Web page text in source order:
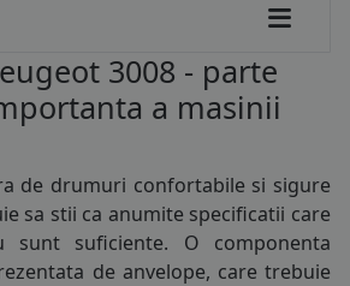
MARCA AUTO
0 PRODUSE
3008 - parte
a masinii
de drumuri confortabile si sigure
sa stii ca anumite specificatii care
sunt suficiente. O componenta
de anvelope, care trebuie